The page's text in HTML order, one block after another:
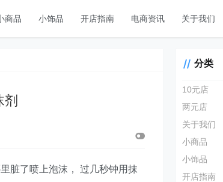
商品 小饰品 开店指南 电商资讯 关于我们
脏了喷上泡沫， 过几秒钟用抹
分类
10元店
两元店
关于我们
小商品
小饰品
开店指南